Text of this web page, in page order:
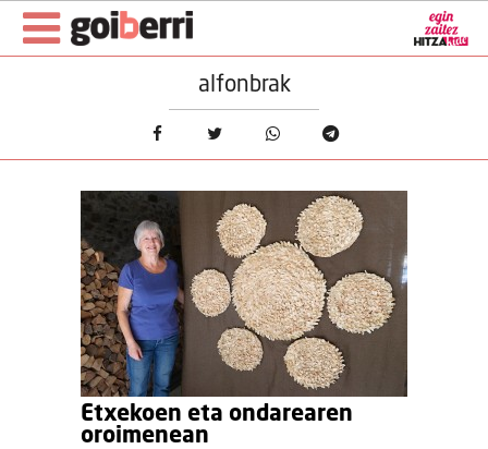
alfonbrak
Etxekoen eta ondarearen
oroimenean